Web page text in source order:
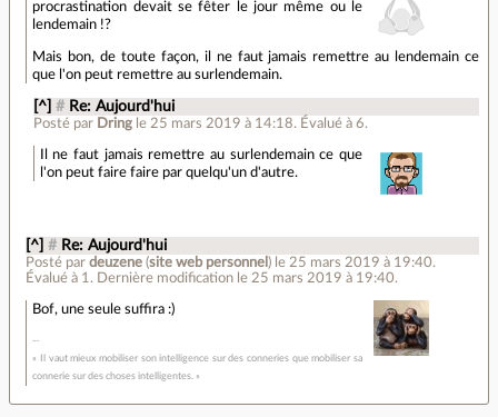
procrastination devait se fêter le jour même ou le
lendemain !?
Mais bon, de toute façon, il ne faut jamais remettre au lendemain ce
que l'on peut remettre au surlendemain.
[^] # Re: Aujourd'hui
Posté par Dring le 25 mars 2019 à 14:18. Évalué à 6.
Il ne faut jamais remettre au surlendemain ce que
l'on peut faire faire par quelqu'un d'autre.
[^] # Re: Aujourd'hui
Posté pardeuzene (site web personnel ) le 25 mars 2019 à 19:40.
Évalué à 1 . Dernière modification le 25 mars 2019 à 19:40.
Bof, une seule suffira :)
« Il vaut mieux mobiliser son intelligence sur des conneries que mobiliser sa
connerie sur des choses intelligentes. »